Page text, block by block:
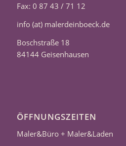
Fax: 0 87 43 / 71 12
info (at) malerdeinboeck.de
Boschstraße 18
84144 Geisenhausen
ÖFFNUNGSZEITEN
Maler&Büro + Maler&Laden